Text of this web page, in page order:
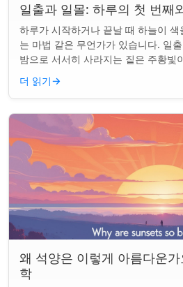
일출과 일몰: 하루의 첫 번째
하루가 시작하거나 끝날 때 하늘이
는 마법 같은 무언가가 있습니다. 일
밤으로 서서히 사라지는 짙은 주황빛
경이로움으로 우리의 하루를 시작...
더 읽기→
왜 석양은 이렇게 아름다운
학